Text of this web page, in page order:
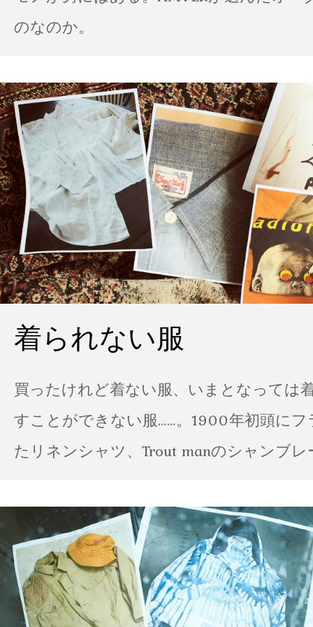
のなのか。
着られない服
買ったけれど着ない服、いまとなっては
すことができない服……。1900年初頭に
たリネンシャツ、Trout manのシャンブ